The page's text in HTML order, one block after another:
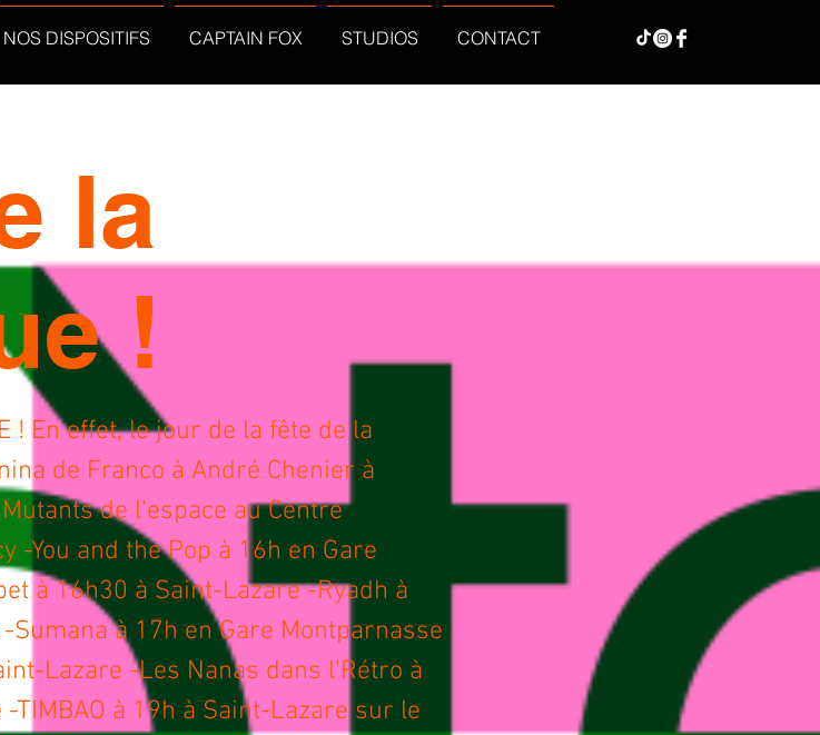
NOS DISPOSITIFS CAPTAIN FOX STUDIOS CONTACT
la
!
! En effet, le jour de la fête de la
de Franco à André Chenier à
de l'espace au Centre
-You and the Pop à 16h en Gare
à 16h30 à Saint-Lazare -Ryadh à
Sumana à 17h en Gare Montparnasse
Lazare -Les Nanas dans l'Rétro à
TIMBAO à 19h à Saint-Lazare sur le